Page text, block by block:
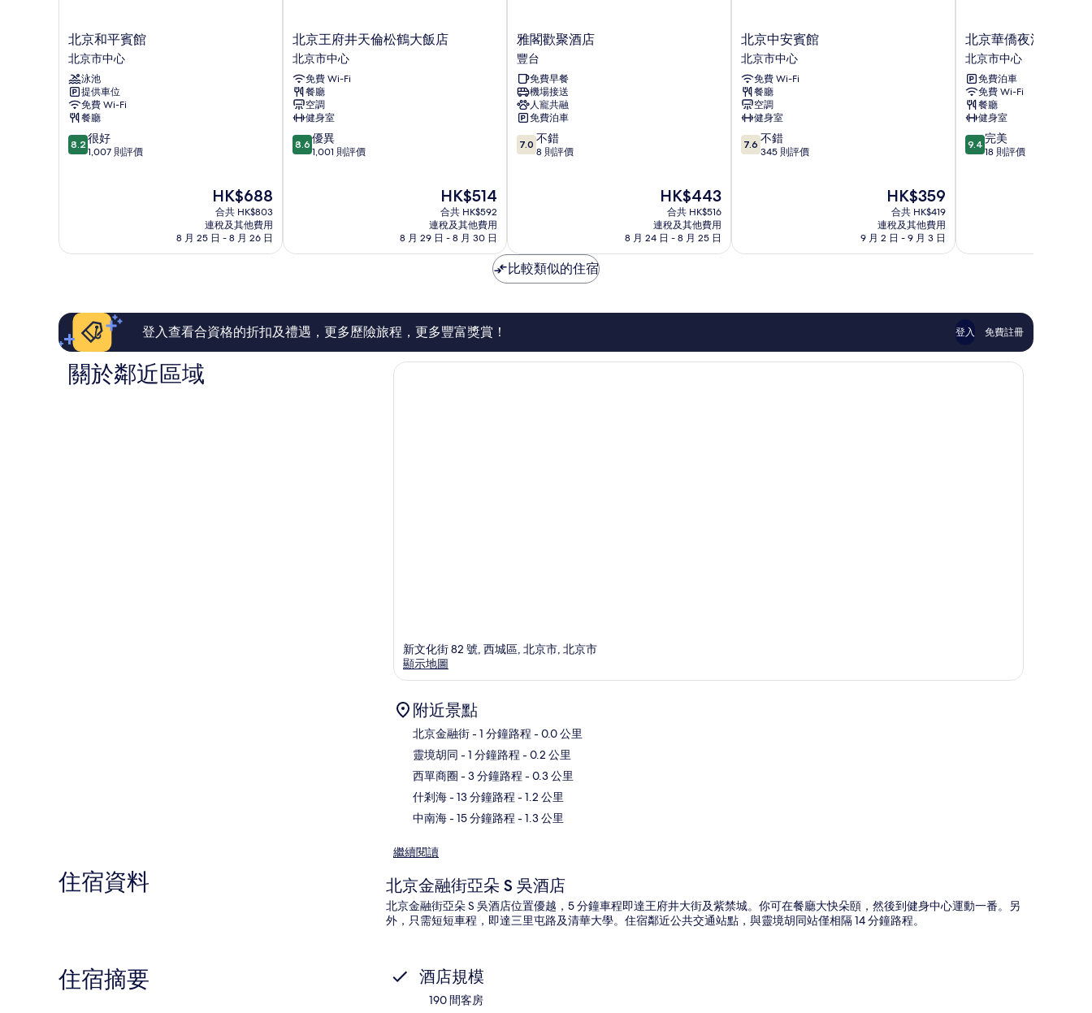
北
京
和
平
賓
館
北
京
市
北京和平賓館
北京市中心
泳池
提供車位
免費 Wi-Fi
餐廳
8.2
分
好，
價
評
價
8.2 很好
1,007 則評價
現
售
HK$688
HK$688
合共 HK$803
連稅及其他費用
8 月 25 日 - 8 月 26 日
北
京
王
府
井
天
倫
松
鶴
中
北京王府井天倫松鶴大飯店
北京市中心
免費 Wi-Fi
餐廳
空調
健身室
8.6
分
異，
價
篇
評
價
8.6 優異
1,001 則評價
現
售
HK$514
HK$514
合共 HK$592
連稅及其他費用
8 月 29 日 - 8 月 30 日
雅
閣
歡
聚
酒
店
豐
台
雅閣歡聚酒店
豐台
免費早餐
機場接送
人寵共融
免費泊車
7.0
分
錯，
8
則
價
價
7.0 不錯
8 則評價
現
售
HK$443
HK$443
合共 HK$516
連稅及其他費用
8 月 24 日 - 8 月 25 日
北
京
中
安
賓
館
北
京
市
北京中安賓館
北京市中心
免費 Wi-Fi
餐廳
空調
健身室
7.6
分
錯，
價
價
7.6 不錯
345 則評價
現
售
HK$359
HK$359
合共 HK$419
連稅及其他費用
9 月 2 日 - 9 月 3 日
北
京
華
僑
夜
泊
君
亭
酒
北京華僑夜泊君亭酒
北京市中心
免費泊車
免費 Wi-Fi
餐廳
健身室
9.4
分
美，
價
篇
評
價
9.4 完美
18 則評價
比較類似的住宿
登入查看合資格的折扣及禮遇，更多歷險旅程，更多豐富獎賞！ 登入 免費註冊
關於鄰近區域
新文化街 82 號, 西城區, 北京市, 北京市
顯示地圖
附近景點
北京金融街- 1 分鐘路程 - 0.0 公里
靈境胡同 - 1 分鐘路程 - 0.2 公里
西單商圈 - 3 分鐘路程 - 0.3 公里
什剎海- 13 分鐘路程 - 1.2 公里
中南海- 15 分鐘路程 - 1.3 公里
繼續閱讀
住宿資料 北京金融街亞朵 S 吳酒店
北京金融街亞朵 S 吳酒店位置優越，5 分鐘車程即達王府井大街及紫禁城。你可在餐廳大快朵頤，然後到健身中心運動一番。另
外，只需短短車程，即達三里屯路及清華大學。住宿鄰近公共交通站點，與靈境胡同站僅相隔 14 分鐘路程。
住宿摘要 酒店規模
190 間客房